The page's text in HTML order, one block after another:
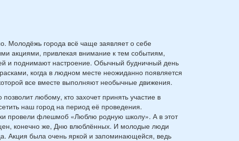
Молодёжь города всё чаще заявляет о себе
акциями, привлекая внимание к тем событиям,
и поднимают настроение. Обычный будничный день
когда в людном месте неожиданно появляется
все вместе выполняют необычные движения.
любому, кто захочет принять участие в
наш город на период её проведения.
провели флешмоб «Люблю родную школу». А в этот
конечно же, Дню влюблённых. И молодые люди
Акция была очень яркой и запоминающейся, ведь